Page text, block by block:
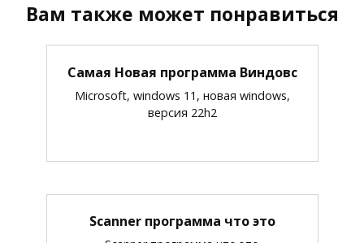
Вам также может понравиться
Самая Новая программа Виндовс
Microsoft, windows 11, новая windows,
версия 22h2
Scanner программа что это